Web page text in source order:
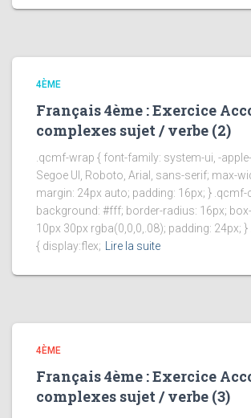
4ÈME
Français 4ème : Exercice
complexes sujet / verbe (2)
.qcmf-wrap { font-family: system-ui, -
Segoe UI, Roboto, Arial, sans-serif; max-
margin: 24px auto; padding: 16px; } .qcmf-
background: #fff; border-radius: 16px;
10px 30px rgba(0,0,0,.08); padding: 24px;
{ display:flex; Lire la suite
4ÈME
Français 4ème : Exercice
complexes sujet / verbe (3)